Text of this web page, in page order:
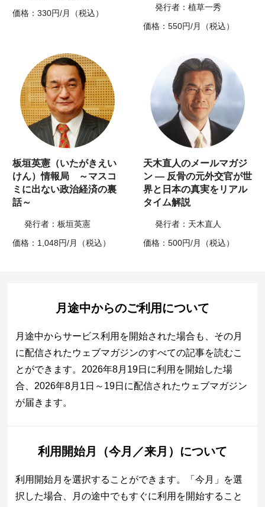
価格：330円/月（税込）
発行者：植草一秀
価格：550円/月（税込）
板垣英憲（いたがきえい
けん）情報局 ～マスコ
ミに出ない政治経済の裏
話～
発行者：板垣英憲
価格：1,048円/月（税込）
天木直人のメールマガジ
ン ― 反骨の元外交官が世
界と日本の真実をリアル
タイム解説
発行者：天木直人
価格：500円/月（税込）
月途中からのご利用について
月途中からサービス利用を開始された場合も、その月
に配信されたウェブマガジンのすべての記事を読むこ
とができます。2026年8月19日に利用を開始した場
合、2026年8月1日～19日に配信されたウェブマガジン
が届きます。
利用開始月（今月／来月）について
利用開始月を選択することができます。「今月」を選
択した場合、月の途中でもすぐに利用を開始すること